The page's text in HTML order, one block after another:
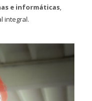
e informáticas,
integral.